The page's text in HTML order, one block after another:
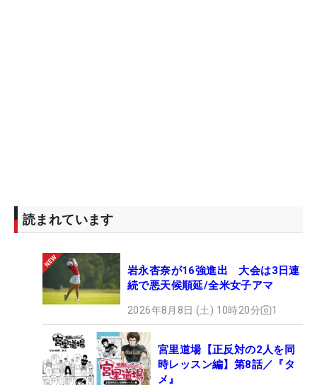
読まれています
岩永杏奈が16強進出 大会は3日連
続で悪天候順延/全米女子アマ
2026年8月8日 (土) 10時20分 1
宮里道場【正反対の2人を同
時レッスン編】第8話／『タ
メ』